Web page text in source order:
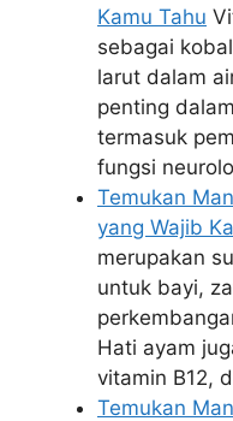
Kamu Tahu
sebagai
larut dalam
penting
termasuk
fungsi
Temukan
yang Wajib
merupakan
untuk bayi,
Hati ayam
vitamin B12,
Temukan